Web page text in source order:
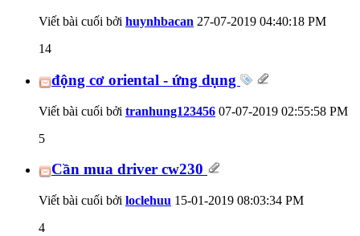
Viết bài cuối bởi huynhbacan 27-07-2019 04:40:18 PM
14
động cơ oriental - ứng dụng
Viết bài cuối bởi tranhung123456 07-07-2019 02:55:58 PM
5
Cần mua driver cw230
Viết bài cuối bởi loclehuu 15-01-2019 08:03:34 PM
4